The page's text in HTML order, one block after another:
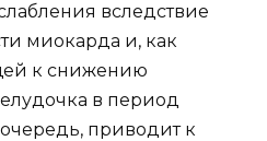
вследствие
миокарда и, как
к снижению
в период
приводит к